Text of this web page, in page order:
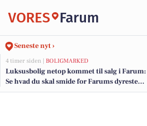
VORES Farum
Seneste nyt ›
4 timer siden | BOLIGMARKED
Luksusbolig netop kommet til salg i Farum:
Se hvad du skal smide for Farums dyreste
adresser her